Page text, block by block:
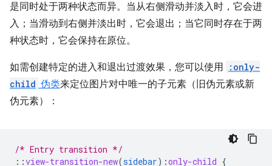
是同时处于两种状态而异。当从右侧滑动并淡入时，它会进
入；当滑动到右侧并淡出时，它会退出；当它同时存在于两
种状态时，它会保持在原位。
如需创建特定的进入和退出过渡效果，您可以使用
:only-
child 伪类来定位图片对中唯一的子元素（旧伪元素或新
伪元素）：
/* Entry transition */
::view-transition-new(sidebar) :only-child {